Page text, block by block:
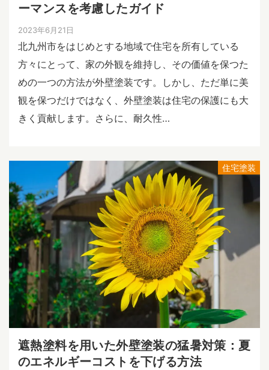
ーマンスを考慮したガイド
2023年6月21日
北九州市をはじめとする地域で住宅を所有している
方々にとって、家の外観を維持し、その価値を保つた
めの一つの方法が外壁塗装です。しかし、ただ単に美
観を保つだけではなく、外壁塗装は住宅の保護にも大
きく貢献します。さらに、耐久性…
住宅塗装
遮熱塗料を用いた外壁塗装の猛暑対策：夏
のエネルギーコストを下げる方法